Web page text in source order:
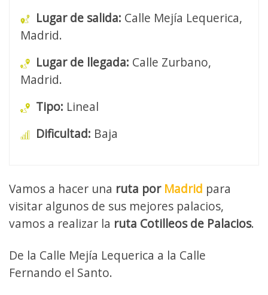
Lugar de salida: Calle Mejía Lequerica,
Madrid.
Lugar de llegada: Calle Zurbano,
Madrid.
Tipo: Lineal
Dificultad: Baja
Vamos a hacer una ruta por Madrid para
visitar algunos de sus mejores palacios,
vamos a realizar la ruta Cotilleos de Palacios.
De la Calle Mejía Lequerica a la Calle
Fernando el Santo.